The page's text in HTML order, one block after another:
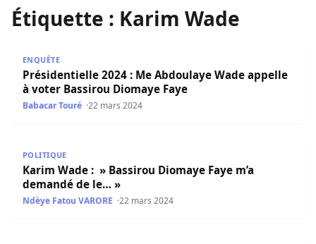
Étiquette : Karim Wade
ENQUÊTE
Présidentielle 2024 : Me Abdoulaye Wade appelle
à voter Bassirou Diomaye Faye
Babacar Touré 22 mars 2024
POLITIQUE
Karim Wade : » Bassirou Diomaye Faye m’a
demandé de le… »
Ndèye Fatou VARORE 22 mars 2024